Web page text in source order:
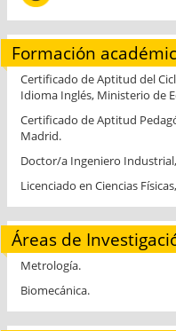
Formación
Certificado de Aptitud del
Idioma Inglés, Ministerio de
Certificado de Aptitud
Madrid.
Doctor/a Ingeniero
Licenciado en Ciencias
Áreas de
Metrología.
Biomecánica.